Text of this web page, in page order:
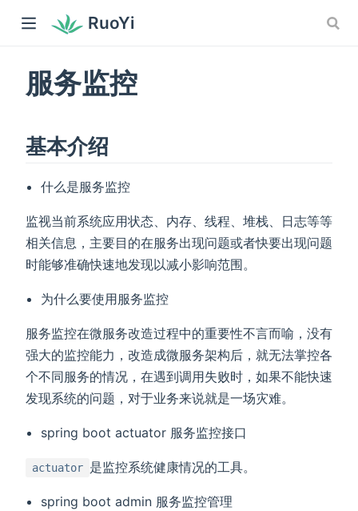
RuoYi
服务监控
基本介绍
什么是服务监控
监视当前系统应用状态、内存、线程、堆栈、日志等等
相关信息，主要目的在服务出现问题或者快要出现问题
时能够准确快速地发现以减小影响范围。
为什么要使用服务监控
服务监控在微服务改造过程中的重要性不言而喻，没有
强大的监控能力，改造成微服务架构后，就无法掌控各
个不同服务的情况，在遇到调用失败时，如果不能快速
发现系统的问题，对于业务来说就是一场灾难。
spring boot actuator 服务监控接口
actuator 是监控系统健康情况的工具。
spring boot admin 服务监控管理